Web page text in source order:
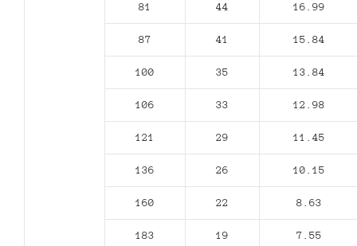
81 44 16.99
87 41 15.84
100 35 13.84
106 33 12.98
121 29 11.45
136 26 10.15
160 22 8.63
183 19 7.55